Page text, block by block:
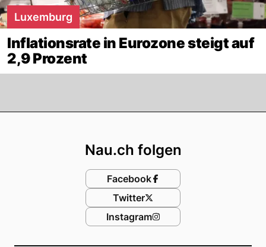
Luxemburg
Inflationsrate in Eurozone steigt auf
2,9 Prozent
Nau.ch folgen
Facebook
Twitter
Instagram